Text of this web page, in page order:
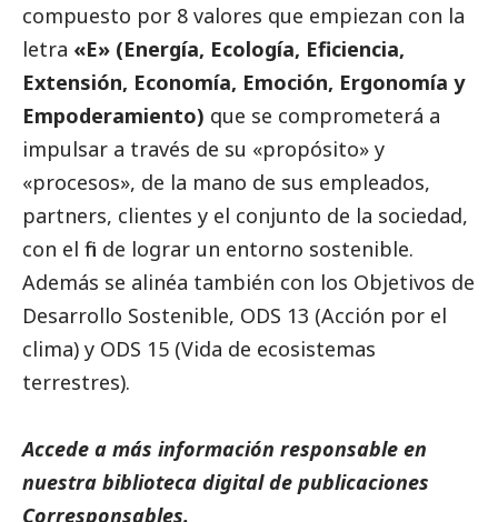
compuesto por 8 valores que empiezan con la
letra «E» (Energía, Ecología, Eficiencia,
Extensión, Economía, Emoción, Ergonomía y
Empoderamiento) que se comprometerá a
impulsar a través de su «propósito» y
«procesos», de la mano de sus empleados,
partners, clientes y el conjunto de la sociedad,
con el fin de lograr un entorno sostenible.
Además se alinéa también con los Objetivos de
Desarrollo Sostenible, ODS 13 (Acción por el
clima) y ODS 15 (Vida de ecosistemas
terrestres).
Accede a más información responsable en
nuestra biblioteca digital de publicaciones
Corresponsables.